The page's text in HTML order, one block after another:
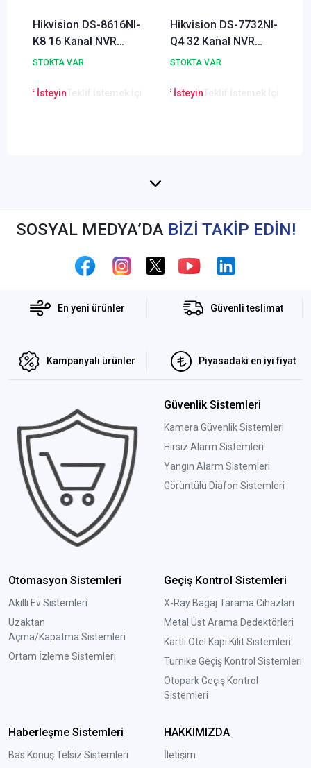
Hikvision DS-8616NI-
K8 16 Kanal NVR
Kamera Kayıt Cihazı
STOKTA VAR
Teklif İsteyin Teklif İstemek İçin Tıklayınız
Hikvision DS-7732NI-
Q4 32 Kanal NVR
Kamera Kayıt Cihazı
STOKTA VAR
Lütfen Teklif İsteyin
SOSYAL MEDYA’DA BİZİ TAKİP EDİN!
En yeni ürünler Güvenli teslimat
Kampanyalı ürünler Piyasadaki en iyi fiyat
Güvenlik Sistemleri
Kamera Güvenlik Sistemleri
Hırsız Alarm Sistemleri
Yangın Alarm Sistemleri
Görüntülü Diafon Sistemleri
Otomasyon Sistemleri
Akıllı Ev Sistemleri
Uzaktan
Açma/Kapatma Sistemleri
Ortam İzleme Sistemleri
Geçiş Kontrol Sistemleri
X-Ray Bagaj Tarama Cihazları
Metal Üst Arama Dedektörleri
Kartlı Otel Kapı Kilit Sistemleri
Turnike Geçiş Kontrol Sistemleri
Otopark Geçiş Kontrol
Sistemleri
Haberleşme Sistemleri
Bas Konuş Telsiz Sistemleri
HAKKIMIZDA
İletişim